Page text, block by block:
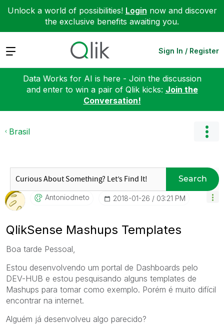
Unlock a world of possibilities! Login now and discover
the exclusive benefits awaiting you.
Expand Sign In / Register
Data Works for AI is here - Join the discussion
and enter to win a pair of Qlik kicks: Join the
Conversation!
Brasil
Search
Antoniodneto ‎2018-01-26 03:21 PM
QlikSense Mashups Templates
Boa tarde Pessoal,
Estou desenvolvendo um portal de Dashboards pelo
DEV-HUB e estou pesquisando alguns templates de
Mashups para tomar como exemplo. Porém é muito difícil
encontrar na internet.
Alguém já desenvolveu algo parecido?